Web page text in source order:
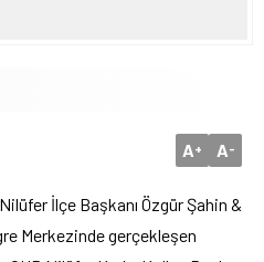
A+ A-
İlçe Başkanı Özgür Şahin &
Merkezinde gerçekleşen